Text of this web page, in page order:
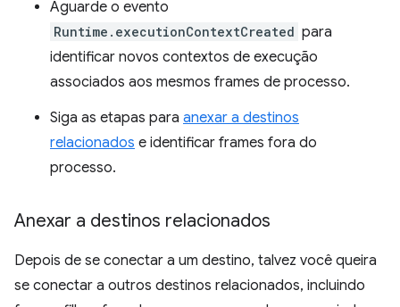
Aguarde o evento
Runtime.executionContextCreated para
identificar novos contextos de execução
associados aos mesmos frames de processo.
Siga as etapas para anexar a destinos
relacionados e identificar frames fora do
processo.
Anexar a destinos relacionados
Depois de se conectar a um destino, talvez você queira
se conectar a outros destinos relacionados, incluindo